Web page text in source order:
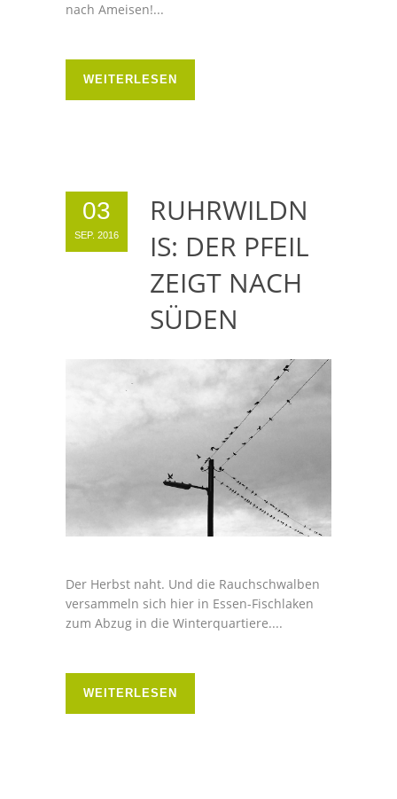
nach Ameisen!...
WEITERLESEN
03
SEP. 2016
RUHRWILDN
IS: DER PFEIL
ZEIGT NACH
SÜDEN
Der Herbst naht. Und die Rauchschwalben
versammeln sich hier in Essen-Fischlaken
zum Abzug in die Winterquartiere....
WEITERLESEN